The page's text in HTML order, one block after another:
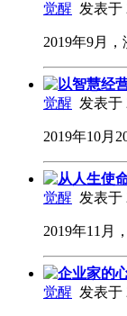
觉醒 发表于
2019年9月
以智慧经
觉醒 发表于
2019年10月
从人生使
觉醒 发表于
2019年11月
企业家的
觉醒 发表于